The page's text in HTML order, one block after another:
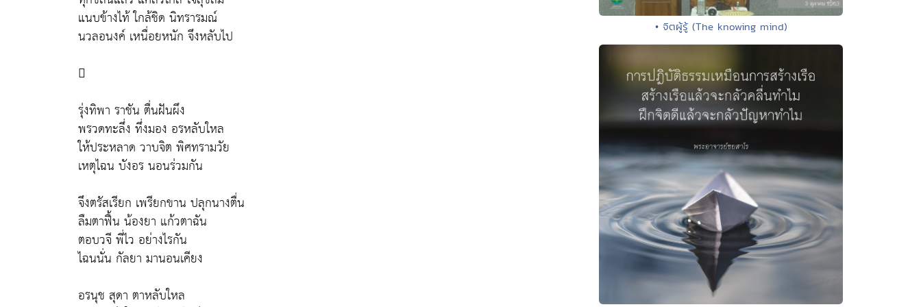
แนบข้างไท้ ใกล้ชิด นิทรารมณ์
นวลอนงค์ เหนื่อยหนัก จึงหลับไป

รุ่งทิพา ราชัน ตื่นฝันผึง
พรวดทะลึ่ง ทึ่งมอง อรหลับใหล
ให้ประหลาด วาบจิต พิศทรามวัย
เหตุไฉน บังอร นอนร่วมกัน
จึงตรัสเรียก เพรียกขาน ปลุกนางตื่น
ลืมตาฟื้น น้องยา แก้วตาฉัน
ตอบวจี พี่ไว อย่างไรกัน
ไฉนนั่น กัลยา มานอนเคียง
อรนุช สุดา ตาหลับใหล
• จิตผู้รู้ (The knowing mind)